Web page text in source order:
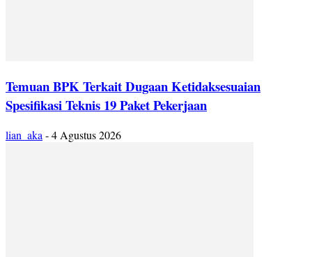
Temuan BPK Terkait Dugaan Ketidaksesuaian
Spesifikasi Teknis 19 Paket Pekerjaan
lian_aka -4 Agustus 2026